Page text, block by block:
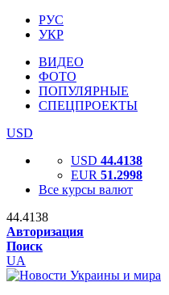
РУС
УКР
ВИДЕО
ФОТО
ПОПУЛЯРНЫЕ
СПЕЦПРОЕКТЫ
USD
USD 44.4138
EUR 51.2998
Все курсы валют
44.4138
Авторизация
Поиск
UA